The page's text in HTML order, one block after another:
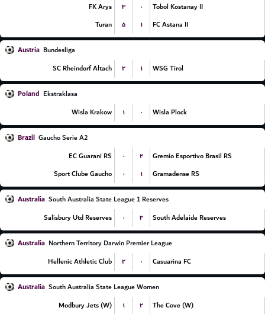
FK Arys
۳ ۰
Tobol Kostanay II
Turan
۵ ۱ FC Astana II
Austria Bundesliga
SC Rheindorf Altach
۲ ۱ WSG Tirol
Poland Ekstraklasa
Wisla Krakow
۱ ۰ Wisla Plock
Brazil Gaucho Serie A2
EC Guarani RS
۰ ۲
Gremio Esportivo Brasil RS
Sport Clube Gaucho
۰ ۱ Gramadense RS
Australia South Australia State League 1 Reserves
Salisbury Utd Reserves
۰ ۳ South Adelaide Reserves
Australia Northern Territory Darwin Premier League
Hellenic Athletic Club
۲ ۰ Casuarina FC
Australia South Australia State League Women
Modbury Jets (W)
۱ ۲
The Cove (W)